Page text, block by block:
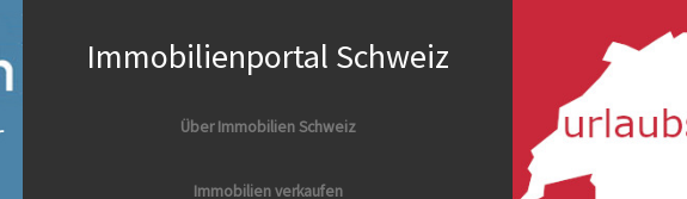
Immobilienportal Schweiz
Über Immobilien Schweiz
Immobilien verkaufen